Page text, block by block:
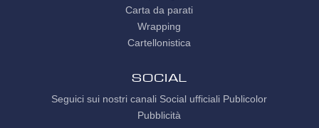
Carta da parati
Wrapping
Cartellonistica
SOCIAL
Seguici sui nostri canali Social ufficiali Publicolor
Pubblicità